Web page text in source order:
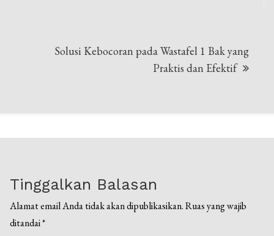
Solusi Kebocoran pada Wastafel 1 Bak yang
Praktis dan Efektif
Tinggalkan Balasan
Alamat email Anda tidak akan dipublikasikan. Ruas yang wajib
ditandai*